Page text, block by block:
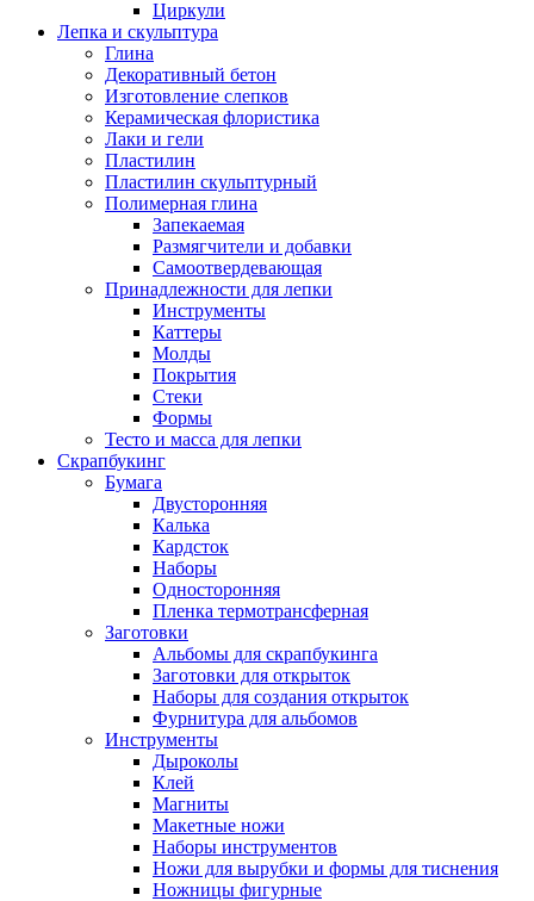
Циркули
Лепка и скульптура
Глина
Декоративный бетон
Изготовление слепков
Керамическая флористика
Лаки и гели
Пластилин
Пластилин скульптурный
Полимерная глина
Запекаемая
Размягчители и добавки
Самоотвердевающая
Принадлежности для лепки
Инструменты
Каттеры
Молды
Покрытия
Стеки
Формы
Тесто и масса для лепки
Скрапбукинг
Бумага
Двусторонняя
Калька
Кардсток
Наборы
Односторонняя
Пленка термотрансферная
Заготовки
Альбомы для скрапбукинга
Заготовки для открыток
Наборы для создания открыток
Фурнитура для альбомов
Инструменты
Дыроколы
Клей
Магниты
Макетные ножи
Наборы инструментов
Ножи для вырубки и формы для тиснения
Ножницы фигурные